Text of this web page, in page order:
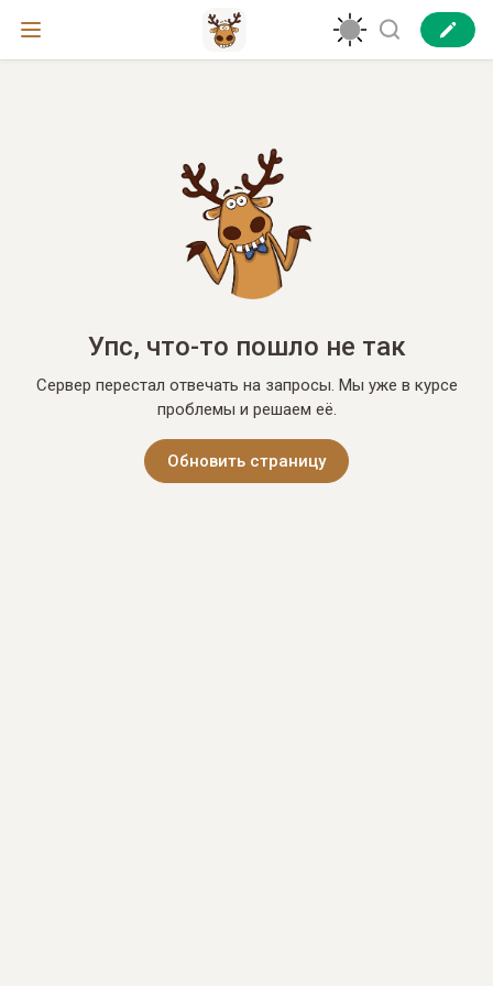
Упс, что-то пошло не так
Сервер перестал отвечать на запросы. Мы уже в курсе
проблемы и решаем её.
Обновить страницу